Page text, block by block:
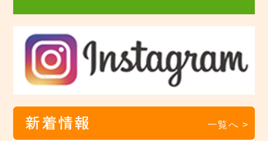
新着情報 一覧へ >